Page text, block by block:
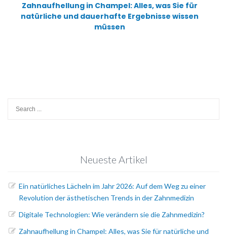
Zahnaufhellung in Champel: Alles, was Sie für
natürliche und dauerhafte Ergebnisse wissen
müssen
for:
Neueste Artikel
Ein natürliches Lächeln im Jahr 2026: Auf dem Weg zu einer
Revolution der ästhetischen Trends in der Zahnmedizin
Digitale Technologien: Wie verändern sie die Zahnmedizin?
Zahnaufhellung in Champel: Alles, was Sie für natürliche und